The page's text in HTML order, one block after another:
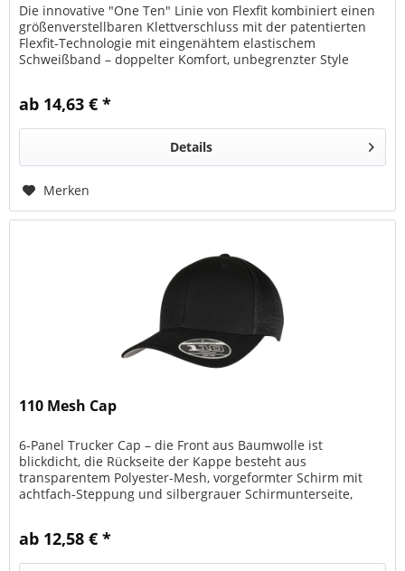
Die innovative "One Ten" Linie von Flexfit kombiniert einen
größenverstellbaren Klettverschluss mit der patentierten
Flexfit-Technologie mit eingenähtem elastischem
Schweißband – doppelter Komfort, unbegrenzter Style
ab 14,63 € *
Details
Merken
110 Mesh Cap
6-Panel Trucker Cap – die Front aus Baumwolle ist
blickdicht, die Rückseite der Kappe besteht aus
transparentem Polyester-Mesh, vorgeformter Schirm mit
achtfach-Steppung und silbergrauer Schirmunterseite,
ab 12,58 € *